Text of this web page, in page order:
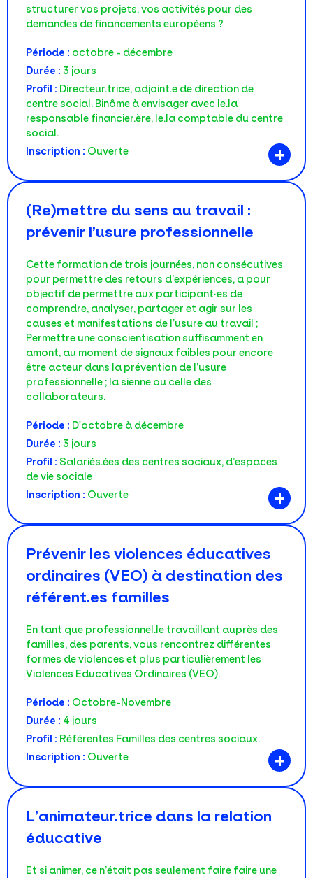
structurer vos projets, vos activités pour des
demandes de financements européens ?
Période : octobre - décembre
Durée : 3 jours
Profil : Directeur.trice, adjoint.e de direction de
centre social. Binôme à envisager avec le.la
responsable financier.ère, le.la comptable du centre
social.
Inscription : Ouverte +
(Re)mettre du sens au travail :
prévenir l’usure professionnelle
Cette formation de trois journées, non consécutives
pour permettre des retours d’expériences, a pour
objectif de permettre aux participant·es de
comprendre, analyser, partager et agir sur les
causes et manifestations de l’usure au travail ;
Permettre une conscientisation suffisamment en
amont, au moment de signaux faibles pour encore
être acteur dans la prévention de l’usure
professionnelle ; la sienne ou celle des
collaborateurs.
Période : D'octobre à décembre
Durée : 3 jours
Profil : Salariés.ées des centres sociaux, d’espaces
de vie sociale
Inscription : Ouverte +
Prévenir les violences éducatives
ordinaires (VEO) à destination des
référent.es familles
En tant que professionnel.le travaillant auprès des
familles, des parents, vous rencontrez différentes
formes de violences et plus particulièrement les
Violences Educatives Ordinaires (VEO).
Période : Octobre-Novembre
Durée : 4 jours
Profil : Référentes Familles des centres sociaux.
Inscription : Ouverte +
L’animateur.trice dans la relation
éducative
Et si animer, ce n’était pas seulement faire faire une